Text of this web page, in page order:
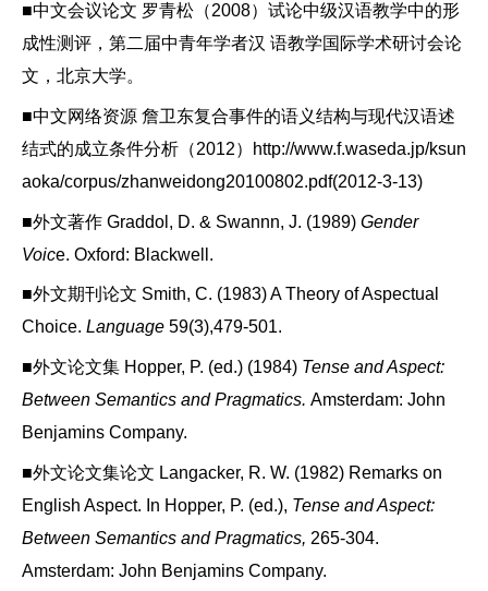
■中文会议论文 罗青松（2008）试论中级汉语教学中的形
成性测评，第二届中青年学者汉 语教学国际学术研讨会论
文，北京大学。
■中文网络资源 詹卫东复合事件的语义结构与现代汉语述
结式的成立条件分析（2012）http://www.f.waseda.jp/ksun
aoka/corpus/zhanweidong20100802.pdf(2012-3-13)
■外文著作 Graddol, D. & Swannn, J. (1989) Gender
Voice. Oxford: Blackwell.
■外文期刊论文 Smith, C. (1983) A Theory of Aspectual
Choice. Language 59(3),479-501.
■外文论文集 Hopper, P. (ed.) (1984) Tense and Aspect:
Between Semantics and Pragmatics. Amsterdam: John
Benjamins Company.
■外文论文集论文 Langacker, R. W. (1982) Remarks on
English Aspect. In Hopper, P. (ed.), Tense and Aspect:
Between Semantics and Pragmatics, 265-304.
Amsterdam: John Benjamins Company.